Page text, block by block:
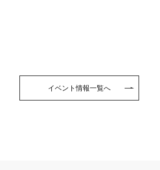
イベント情報一覧へ